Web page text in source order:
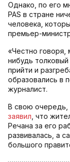
Однако, по его
PAS в стране
человека,
премьер-
«Честно говоря,
нибудь
прийти и
образовались в
журналист.
В свою очередь,
заявил , что
Речана за его
развивалась, а
большого